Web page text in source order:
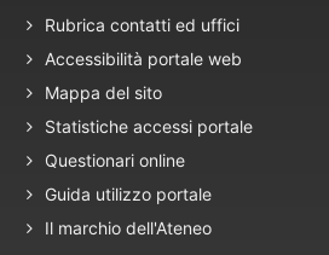
Rubrica contatti ed uffici
Accessibilità portale web
Mappa del sito
Statistiche accessi portale
Questionari online
Guida utilizzo portale
Il marchio dell'Ateneo